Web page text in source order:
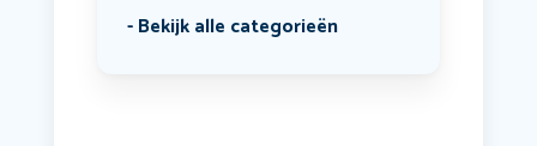
Bekijk alle categorieën